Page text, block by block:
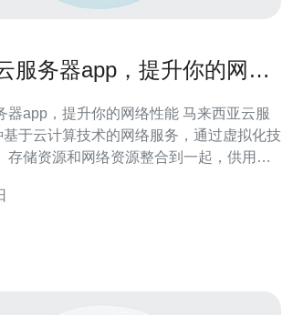
服务器app，提升你的网络
，提升你的网络性能 马来西亚云服
于云计算技术的网络服务，通过虚拟化技
存储资源和网络资源整合到一起，供用户